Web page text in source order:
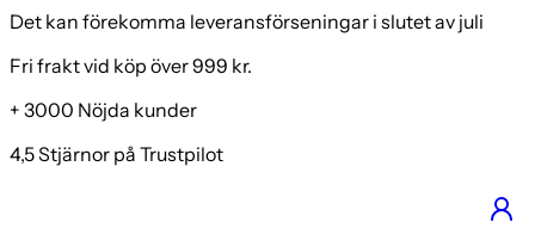
Det kan förekomma leveransförseningar i slutet av juli
Fri frakt vid köp över 999 kr.
+ 3000 Nöjda kunder
4,5 Stjärnor på Trustpilot